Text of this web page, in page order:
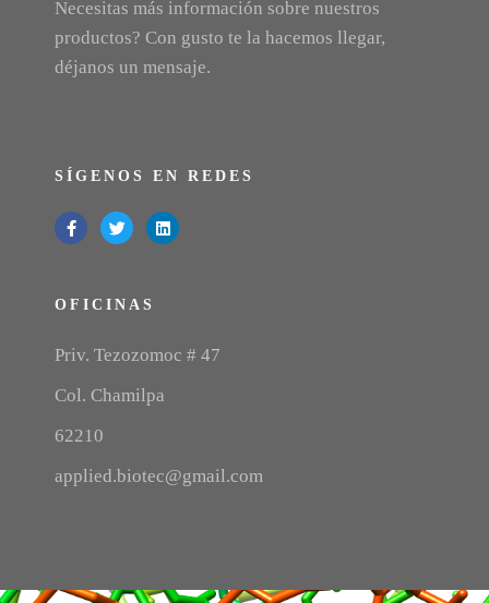
Necesitas más información sobre nuestros
productos? Con gusto te la hacemos llegar,
déjanos un mensaje.
SÍGENOS EN REDES
OFICINAS
Priv. Tezozomoc # 47
Col. Chamilpa
62210
applied.biotec@gmail.com